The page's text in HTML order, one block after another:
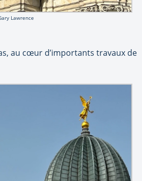
Lawrence
au cœur d’importants travaux de